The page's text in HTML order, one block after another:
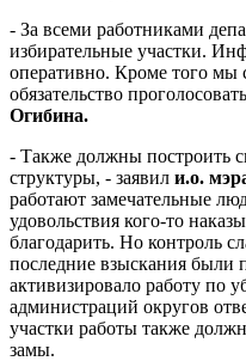
- За всеми работниками
избирательные участки.
оперативно. Кроме того мы
обязательство
Огибина.
- Также должны построить
структуры, - заявил и.о.
работают замечательные
удовольствия кого-то
благодарить. Но контроль
последние взыскания были
активизировало работу по
администраций округов
участки работы также
замы.